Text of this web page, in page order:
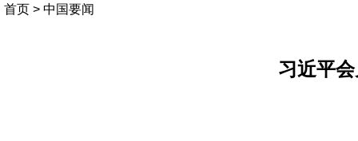
首页 > 中国要闻
习近平